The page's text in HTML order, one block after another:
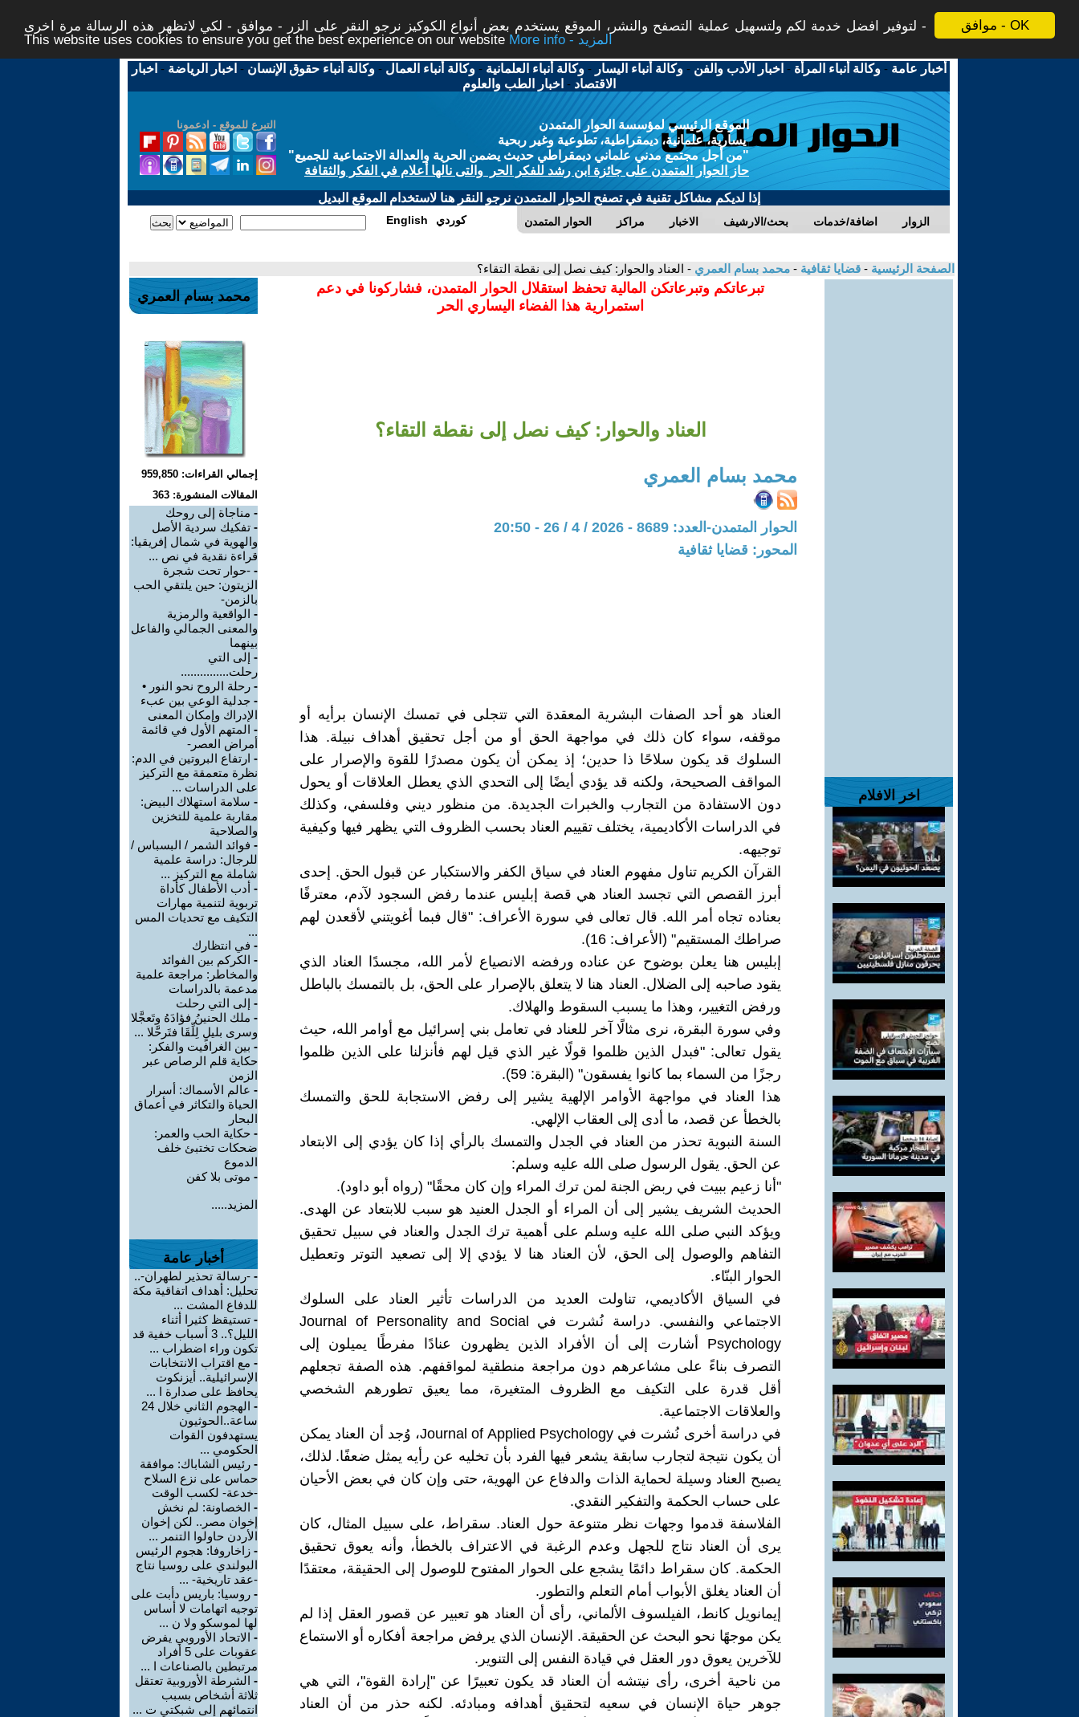
موافق - OK
لتوفير افضل خدمة لكم ولتسهيل عملية التصفح والنشر، الموقع يستخدم بعض أنواع الكوكيز نرجو النقر على الزر - موافق - لكي لاتظهر هذه الرسالة مرة اخرى -
This website uses cookies to ensure you get the best experience on our website
More info - المزيد
أخبار عامة -وكالة أنباء المرأة - اخبار الأدب والفن -وكالة أنباء اليسار -وكالة أنباء العلمانية -وكالة أنباء العمال -وكالة أنباء حقوق الإنسان - اخبار الرياضة - اخبار
الاقتصاد - اخبار الطب والعلوم
التبرع للموقع - ادعمونا
الموقع الرئيسي لمؤسسة الحوار المتمدن
يسارية، علمانية، ديمقراطية، تطوعية وغير ربحية
"من أجل مجتمع مدني علماني ديمقراطي حديث يضمن الحرية والعدالة الاجتماعية للجميع"
حاز الحوار المتمدن على جائزة ابن رشد للفكر الحر والتى نالها أعلام في الفكر والثقافة
إذا لديكم مشاكل تقنية في تصفح الحوار المتمدن نرجو النقر هنا لاستخدام الموقع البديل
الحوار المتمدن مراكز الاخبار بحث/الارشيف اضافة/خدمات الزوار English كوردي
الصفحة الرئيسية - قضايا ثقافية - محمد بسام العمري - العناد والحوار: كيف نصل إلى نقطة التقاء؟
اخر الافلام
تبرعاتكم وتبرعاتكن المالية تحفظ استقلال الحوار المتمدن، فشاركونا في دعم
استمرارية هذا الفضاء اليساري الحر
العناد والحوار: كيف نصل إلى نقطة التقاء؟
محمد بسام العمري
الحوار المتمدن-العدد: 8689 - 2026 / 4 / 26 - 20:50
المحور: قضايا ثقافية
العناد هو أحد الصفات البشرية المعقدة التي تتجلى في تمسك الإنسان برأيه أو
موقفه، سواء كان ذلك في مواجهة الحق أو من أجل تحقيق أهداف نبيلة. هذا
السلوك قد يكون سلاحًا ذا حدين؛ إذ يمكن أن يكون مصدرًا للقوة والإصرار على
المواقف الصحيحة، ولكنه قد يؤدي أيضًا إلى التحدي الذي يعطل العلاقات أو يحول
دون الاستفادة من التجارب والخبرات الجديدة. من منظور ديني وفلسفي، وكذلك
في الدراسات الأكاديمية، يختلف تقييم العناد بحسب الظروف التي يظهر فيها وكيفية
توجيهه.
القرآن الكريم تناول مفهوم العناد في سياق الكفر والاستكبار عن قبول الحق. إحدى
أبرز القصص التي تجسد العناد هي قصة إبليس عندما رفض السجود لآدم، معترفًا
بعناده تجاه أمر الله. قال تعالى في سورة الأعراف: "قال فبما أغويتني لأقعدن لهم
صراطك المستقيم" (الأعراف: 16).
إبليس هنا يعلن بوضوح عن عناده ورفضه الانصياع لأمر الله، مجسدًا العناد الذي
يقود صاحبه إلى الضلال. العناد هنا لا يتعلق بالإصرار على الحق، بل بالتمسك بالباطل
ورفض التغيير، وهذا ما يسبب السقوط والهلاك.
وفي سورة البقرة، نرى مثالًا آخر للعناد في تعامل بني إسرائيل مع أوامر الله، حيث
يقول تعالى: "فبدل الذين ظلموا قولًا غير الذي قيل لهم فأنزلنا على الذين ظلموا
رجزًا من السماء بما كانوا يفسقون" (البقرة: 59).
هذا العناد في مواجهة الأوامر الإلهية يشير إلى رفض الاستجابة للحق والتمسك
بالخطأ عن قصد، ما أدى إلى العقاب الإلهي.
السنة النبوية تحذر من العناد في الجدل والتمسك بالرأي إذا كان يؤدي إلى الابتعاد
عن الحق. يقول الرسول صلى الله عليه وسلم:
"أنا زعيم ببيت في ربض الجنة لمن ترك المراء وإن كان محقًا" (رواه أبو داود).
الحديث الشريف يشير إلى أن المراء أو الجدل العنيد هو سبب للابتعاد عن الهدى.
ويؤكد النبي صلى الله عليه وسلم على أهمية ترك الجدل والعناد في سبيل تحقيق
التفاهم والوصول إلى الحق، لأن العناد هنا لا يؤدي إلا إلى تصعيد التوتر وتعطيل
الحوار البنّاء.
في السياق الأكاديمي، تناولت العديد من الدراسات تأثير العناد على السلوك
الاجتماعي والنفسي. دراسة نُشرت في Journal of Personality and Social
Psychology أشارت إلى أن الأفراد الذين يظهرون عنادًا مفرطًا يميلون إلى
التصرف بناءً على مشاعرهم دون مراجعة منطقية لمواقفهم. هذه الصفة تجعلهم
أقل قدرة على التكيف مع الظروف المتغيرة، مما يعيق تطورهم الشخصي
والعلاقات الاجتماعية.
في دراسة أخرى نُشرت في Journal of Applied Psychology، وُجد أن العناد يمكن
أن يكون نتيجة لتجارب سابقة يشعر فيها الفرد بأن تخليه عن رأيه يمثل ضعفًا. لذلك،
يصبح العناد وسيلة لحماية الذات والدفاع عن الهوية، حتى وإن كان في بعض الأحيان
على حساب الحكمة والتفكير النقدي.
الفلاسفة قدموا وجهات نظر متنوعة حول العناد. سقراط، على سبيل المثال، كان
يرى أن العناد نتاج للجهل وعدم الرغبة في الاعتراف بالخطأ، وأنه يعوق تحقيق
الحكمة. كان سقراط دائمًا يشجع على الحوار المفتوح للوصول إلى الحقيقة، معتقدًا
أن العناد يغلق الأبواب أمام التعلم والتطور.
إيمانويل كانط، الفيلسوف الألماني، رأى أن العناد هو تعبير عن قصور العقل إذا لم
يكن موجهًا نحو البحث عن الحقيقة. الإنسان الذي يرفض مراجعة أفكاره أو الاستماع
للآخرين يعوق دور العقل في قيادة النفس إلى التنوير.
من ناحية أخرى، رأى نيتشه أن العناد قد يكون تعبيرًا عن "إرادة القوة"، التي هي
جوهر حياة الإنسان في سعيه لتحقيق أهدافه ومبادئه. لكنه حذر من أن العناد
محمد بسام العمري
إجمالي القراءات: 959,850
المقالات المنشورة: 363
- مناجاة إلى روحك
- تفكيك سردية الأصل
والهوية في شمال إفريقيا:
قراءة نقدية في نص ...
- -حوار تحت شجرة
الزيتون: حين يلتقي الحب
بالزمن-
- الواقعية والرمزية
والمعنى الجمالي والفاعل
بينهما
- إلى التي
رحلت...............
- رحلة الروح نحو النور •
- جدلية الوعي بين عبء
الإدراك وإمكان المعنى
- المتهم الأول في قائمة
أمراض العصر-
- ارتفاع البروتين في الدم:
نظرة متعمقة مع التركيز
على الدراسات ...
- سلامة استهلاك البيض:
مقاربة علمية للتخزين
والصلاحية
- فوائد الشمر / البسباس /
للرجال: دراسة علمية
شاملة مع التركيز ...
- أدب الأطفال كأداة
تربوية لتنمية مهارات
التكيف مع تحديات المس
...
- في انتظارك
- الكركم بين الفوائد
والمخاطر: مراجعة علمية
مدعمة بالدراسات
- إلى التي رحلت
- ملك الحنينُ فؤادَهُ وتَعجَّلا
وسرى بليلٍ لِلِّقَا فتَرحَّلا ...
- بين الغرافيت والفكر:
حكاية قلم الرصاص عبر
الزمن
- عالم الأسماك: أسرار
الحياة والتكاثر في أعماق
البحار
- حكاية الحب والعمر:
ضحكات تختبئ خلف
الدموع
- موتى بلا كفن
المزيد.....
أخبار عامة
- -رسالة تحذير لطهران-..
تحليل: أهداف اتفاقية مكة
للدفاع المشت ...
- تستيقظ كثيرا أثناء
الليل؟.. 3 أسباب خفية قد
تكون وراء اضطراب ...
- مع اقتراب الانتخابات
الإسرائيلية.. أيزنكوت
يحافظ على صدارة ا ...
-
الهجوم الثاني خلال 24
ساعة..الحوثيون
يستهدفون القوات
الحكومي ...
- رئيس الشاباك: موافقة
حماس على نزع السلاح
-خدعة- لكسب الوقت
- الخصاونة: لم نخش
إخوان مصر.. لكن إخوان
الأردن حاولوا التنمر ...
- زاخاروفا: هجوم الرئيس
البولندي على روسيا نتاج
-عقد تاريخية- ...
- روسيا: باريس دأبت على
توجيه اتهامات لا أساس
لها لموسكو ولا ن ...
- الاتحاد الأوروبي يفرض
عقوبات على 5 أفراد
مرتبطين بالصناعات ا ...
- الشرطة الأوروبية تعتقل
ثلاثة أشخاص بسبب
انتمائهم إلى شبكتي ت ...